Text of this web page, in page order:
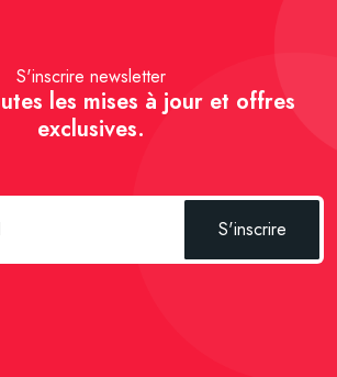
S'inscrire newsletter
les mises à jour et offres
exclusives.
S'inscrire